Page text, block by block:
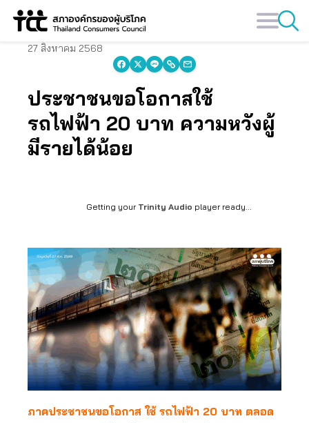
Skip
27 สิงหาคม 2568
ประชาชนขอโอกาสใช้
รถไฟฟ้า 20 บาท ความหวังผู้
มีรายได้น้อย
Getting your Trinity Audio player ready...
ภาคประชาชนขอโอกาส ใช้ รถไฟฟ้า 20 บาท ตลอด